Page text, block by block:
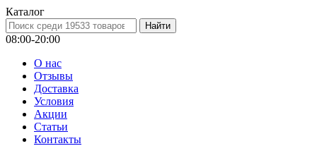
Каталог
08:00-20:00
О нас
Отзывы
Доставка
Условия
Aкции
Статьи
Контакты